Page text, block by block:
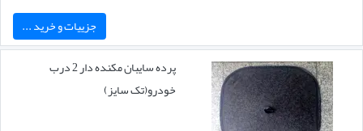
جزییات و خرید ...
پرده سایبان مکنده دار 2 درب
خودرو(تک سایز)